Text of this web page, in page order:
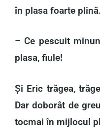
în plasa foarte plină.
– Ce pescuit
plasa, fiule!
Și Eric trăgea,
Dar doborât de
tocmai în mijlocul